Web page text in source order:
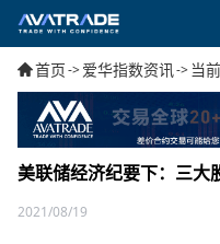
首页->爱华指数资讯-> 当
美联储经济纪要下：三大
2021/08/19